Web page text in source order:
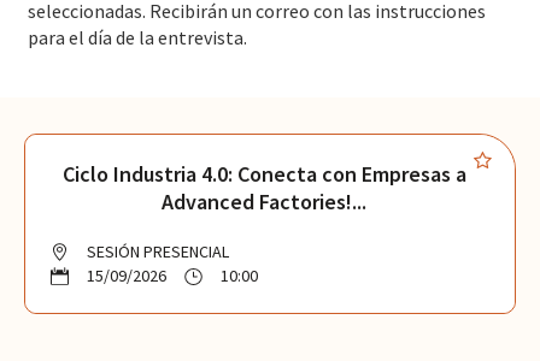
seleccionadas. Recibirán un correo con las instrucciones
para el día de la entrevista.
Ciclo Industria 4.0: Conecta con Empresas a
Advanced Factories!...
SESIÓN PRESENCIAL
15/09/2026
10:00